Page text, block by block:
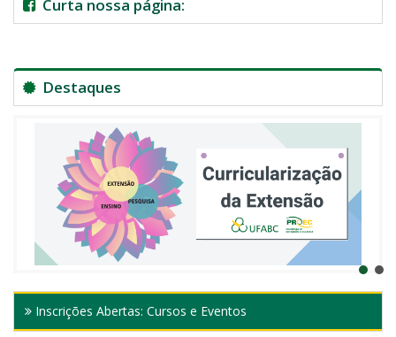
Curta nossa página:
Destaques
Inscrições Abertas: Cursos e Eventos